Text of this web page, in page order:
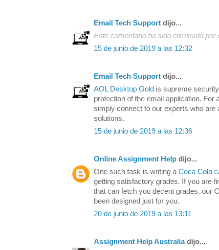
Email Tech Support dijo...
Este comentario ha sido eliminado por
15 de junio de 2019 a las 12:32
Email Tech Support dijo...
AOL Desktop Gold is supreme
protection of the email application.
simply connect to our experts who are
solutions.
15 de junio de 2019 a las 12:36
Online Assignment Help dijo...
One such task is writing a Coca Cola
getting satisfactory grades. If you are
that can fetch you decent grades, our
been designed just for you.
20 de junio de 2019 a las 13:11
Assignment Help Australiadijo...